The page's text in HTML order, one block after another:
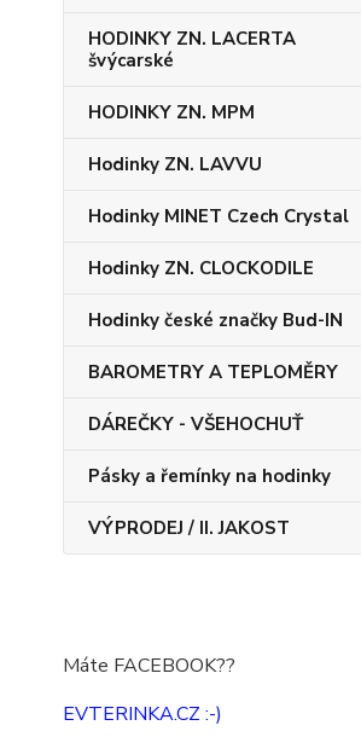
HODINKY ZN. LACERTA
švýcarské
HODINKY ZN. MPM
Hodinky ZN. LAVVU
Hodinky MINET Czech Crystal
Hodinky ZN. CLOCKODILE
Hodinky české značky Bud-IN
BAROMETRY A TEPLOMĚRY
DÁREČKY - VŠEHOCHUŤ
Pásky a řemínky na hodinky
VÝPRODEJ / II. JAKOST
Máte FACEBOOK??
EVTERINKA.CZ :-)